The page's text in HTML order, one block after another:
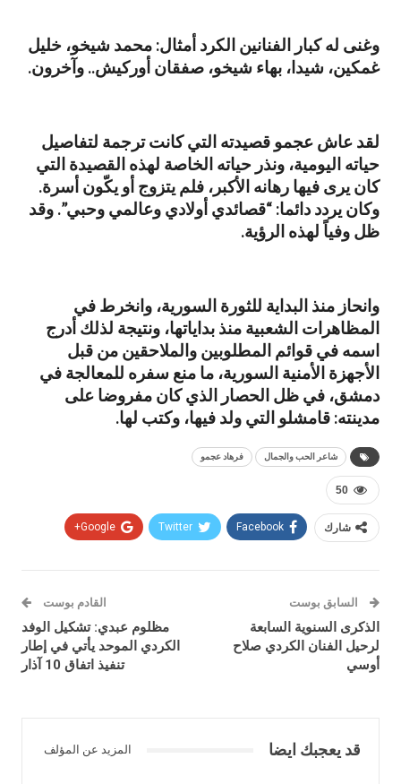
وغنى له كبار الفنانين الكرد أمثال: محمد شيخو، خليل
غمكين، شيدا، بهاء شيخو، صفقان أوركيش.. وآخرون.
لقد عاش عجمو قصيدته التي كانت ترجمة لتفاصيل
حياته اليومية، ونذر حياته الخاصة لهذه القصيدة التي
كان يرى فيها رهانه الأكبر، فلم يتزوج أو يكّون أسرة.
وكان يردد دائما: “قصائدي أولادي وعالمي وحبي”. وقد
ظل وفياً لهذه الرؤية.
وانحاز منذ البداية للثورة السورية، وانخرط في
المظاهرات الشعبية منذ بداياتها، ونتيجة لذلك أدرج
اسمه في قوائم المطلوبين والملاحقين من قبل
الأجهزة الأمنية السورية، ما منع سفره للمعالجة في
دمشق، في ظل الحصار الذي كان مفروضا على
مدينته: قامشلو التي ولد فيها، وكتب لها.
شاعر الحب والجمال فرهاد عجمو
50
شارك Facebook
Twitter
Google+
السابق بوست
الذكرى السنوية السابعة
لرحيل الفنان الكردي صلاح
أوسي
القادم بوست
مظلوم عبدي: تشكيل الوفد
الكردي الموحد يأتي في إطار
تنفيذ اتفاق 10 آذار
قد يعجبك ايضا المزيد عن المؤلف